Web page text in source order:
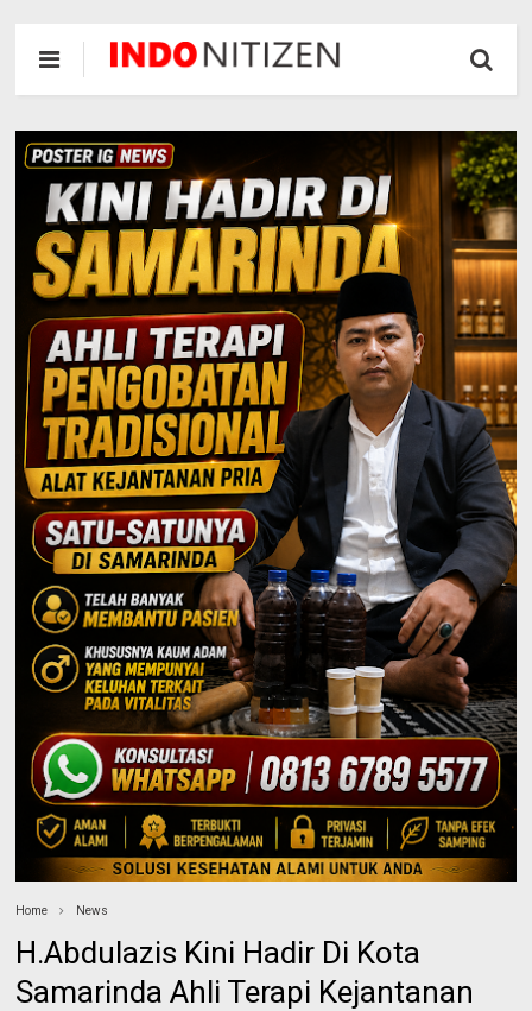
Home News
H.Abdulazis Kini Hadir Di Kota
Samarinda Ahli Terapi Kejantanan